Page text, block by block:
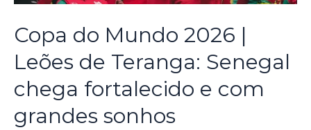
Copa do Mundo 2026 |
Leões de Teranga: Senegal
chega fortalecido e com
grandes sonhos